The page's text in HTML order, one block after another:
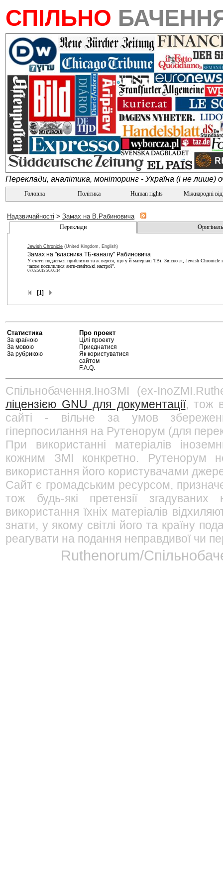
СПІЛЬНО
Переклади, аналітика, моніторинг - Україна (і не лише)
Головна Політика Human rights Міжнародні
Надзвичайності > Замах на В.Рабиновича
Переклади
Jewish Chronicle (United Kingdom, English)
Замах на "власника ТБ-каналу" Рабиновича
У статті подається приблизно та ж версія, що у й матеріалі ТВі. Звісно ж, Jewish
часом посилилися анти-семітські настрої".
07.03.2013 20:00:14
[1]
Статистика
За країною
За мовою
За рубрикою
Про проект
Цілі проекту
Приєднатися
Як користуватися
сайтом
F.A.Q.
Спільнобачення.ІноЗМІ (ex-
ліцензією GNU для документації, тож
сайті - вільне за умов
гіперпосилання на Рутенорум (для
При використанні матеріалів
кожним ЗМІ конкретно. Рутенорум
використання його користувачами
Сайт є громадським ресурсом,
тож будь-які претензії
використання їхніх матеріалів
знати, у якому світлі його та країну
реагувати на подання неправдивої чи
Ruthenorum/